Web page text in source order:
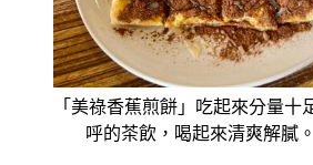
「美祿香蕉煎餅」吃起來分量
呼的茶飲，喝起來清爽解膩